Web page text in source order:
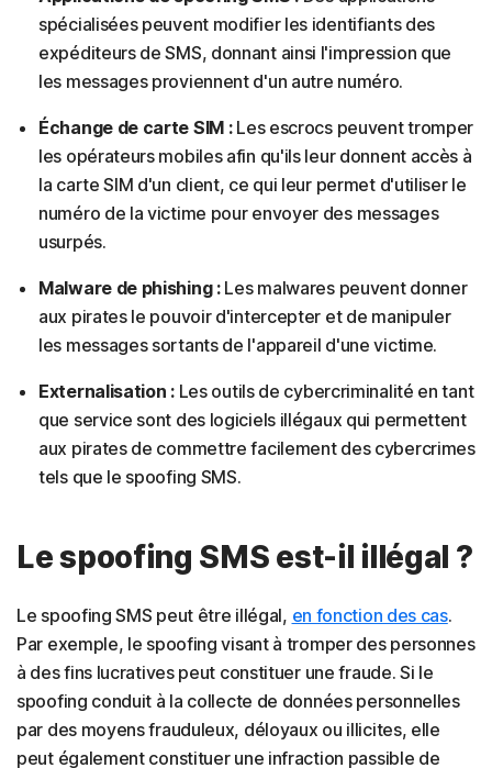
spécialisées peuvent modifier les identifiants des
expéditeurs de SMS, donnant ainsi l'impression que
les messages proviennent d'un autre numéro.
Échange de carte SIM :Les escrocs peuvent tromper
les opérateurs mobiles afin qu'ils leur donnent accès à
la carte SIM d'un client, ce qui leur permet d'utiliser le
numéro de la victime pour envoyer des messages
usurpés.
Malware de phishing :Les malwares peuvent donner
aux pirates le pouvoir d'intercepter et de manipuler
les messages sortants de l'appareil d'une victime.
Externalisation :Les outils de cybercriminalité en tant
que service sont des logiciels illégaux qui permettent
aux pirates de commettre facilement des cybercrimes
tels que le spoofing SMS.
Le spoofing SMS est-il illégal ?
Le spoofing SMS peut être illégal, en fonction des cas.
Par exemple, le spoofing visant à tromper des personnes
à des fins lucratives peut constituer une fraude. Si le
spoofing conduit à la collecte de données personnelles
par des moyens frauduleux, déloyaux ou illicites, elle
peut également constituer une infraction passible de